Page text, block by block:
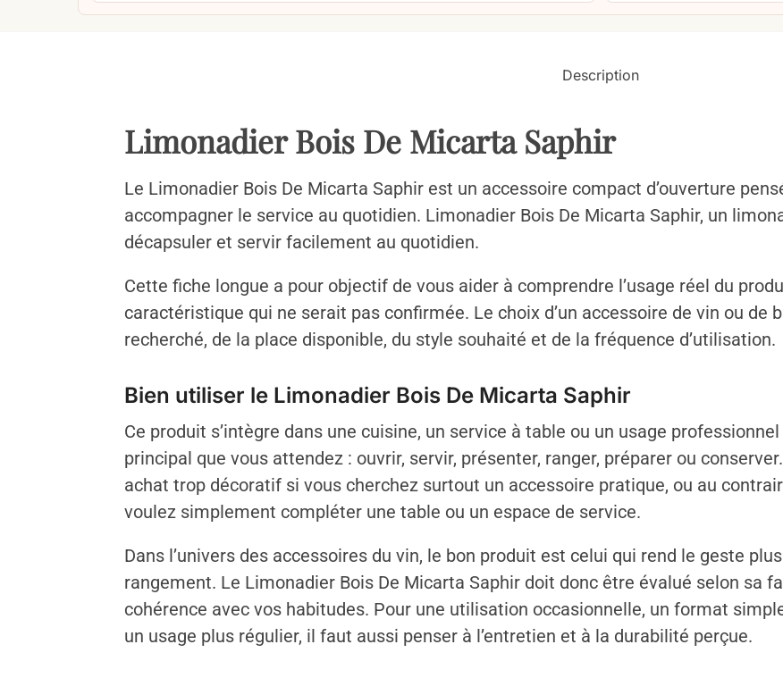
Description
Limonadier Bois De Micarta Saphir
Le Limonadier Bois De Micarta Saphir est un accessoire compact d’ouverture
accompagner le service au quotidien. Limonadier Bois De Micarta Saphir, un
décapsuler et servir facilement au quotidien.
Cette fiche longue a pour objectif de vous aider à comprendre l’usage réel du
caractéristique qui ne serait pas confirmée. Le choix d’un accessoire de vin ou de
recherché, de la place disponible, du style souhaité et de la fréquence d’utilisation.
Bien utiliser le Limonadier Bois De Micarta Saphir
Ce produit s’intègre dans une cuisine, un service à table ou un usage
principal que vous attendez : ouvrir, servir, présenter, ranger, préparer ou
achat trop décoratif si vous cherchez surtout un accessoire pratique, ou au
voulez simplement compléter une table ou un espace de service.
Dans l’univers des accessoires du vin, le bon produit est celui qui rend le geste
rangement. Le Limonadier Bois De Micarta Saphir doit donc être évalué selon sa
cohérence avec vos habitudes. Pour une utilisation occasionnelle, un format
un usage plus régulier, il faut aussi penser à l’entretien et à la durabilité perçue.